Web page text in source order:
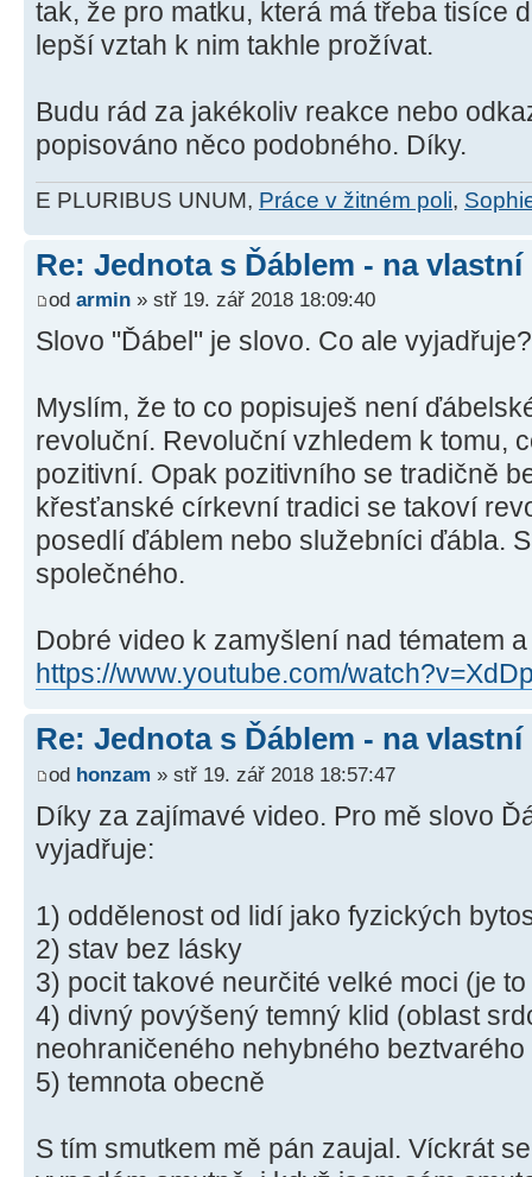
tak, že pro matku, která má třeba tisíce
lepší vztah k nim takhle prožívat.
Budu rád za jakékoliv reakce nebo
popisováno něco podobného. Díky.
E PLURIBUS UNUM, Práce v žitném poli,
Re: Jednota s Ďáblem - na
od armin » stř 19. zář 2018 18:09:40
Slovo "Ďábel" je slovo. Co ale vyjadřuje?
Myslím, že to co popisuješ není
revoluční. Revoluční vzhledem k tomu,
pozitivní. Opak pozitivního se tradičně
křesťanské církevní tradici se takoví
posedlí ďáblem nebo služebníci ďábla.
společného.
Dobré video k zamyšlení nad tématem
https://www.youtube.com/
Re: Jednota s Ďáblem - na
od honzam » stř 19. zář 2018 18:57:47
Díky za zajímavé video. Pro mě slovo
vyjadřuje:
1) oddělenost od lidí jako fyzických
2) stav bez lásky
3) pocit takové neurčité velké moci (je
4) divný povýšený temný klid (oblast
neohraničeného nehybného
5) temnota obecně
S tím smutkem mě pán zaujal. Víckrát